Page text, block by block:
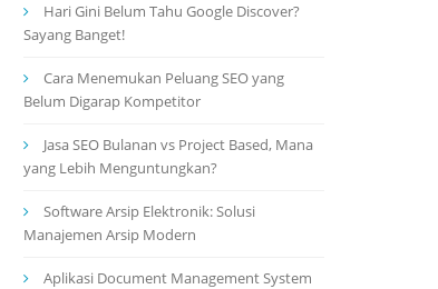
Hari Gini Belum Tahu Google Discover?
Sayang Banget!
Cara Menemukan Peluang SEO yang
Belum Digarap Kompetitor
Jasa SEO Bulanan vs Project Based, Mana
yang Lebih Menguntungkan?
Software Arsip Elektronik: Solusi
Manajemen Arsip Modern
Aplikasi Document Management System